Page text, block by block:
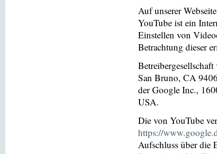
Auf unserer
YouTube ist ein
Einstellen von
Betrachtung dieser
San Bruno, CA
der Google Inc.,
USA.
Die von YouTube
https://
Aufschluss über die